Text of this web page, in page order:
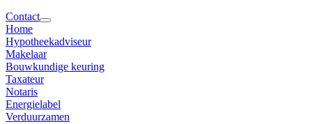
Contact
Home
Hypotheekadviseur
Makelaar
Bouwkundige keuring
Taxateur
Notaris
Energielabel
Verduurzamen